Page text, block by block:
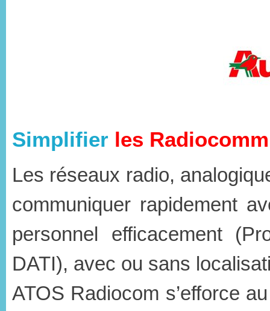
Simplifier les
Les réseaux radio,
communiquer rapidement
personnel efficacement
DATI), avec ou sans
ATOS Radiocom s’efforce